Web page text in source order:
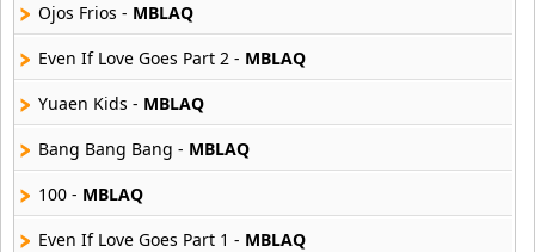
B1A4
21 músicas online
B2st
56 músicas online
BABYMONSTER
9 músicas online
Ojos Frios - MBLAQ
Even If Love Goes Part 2 - MBLAQ
Yuaen Kids - MBLAQ
Bang Bang Bang - MBLAQ
100 - MBLAQ
Even If Love Goes Part 1 - MBLAQ